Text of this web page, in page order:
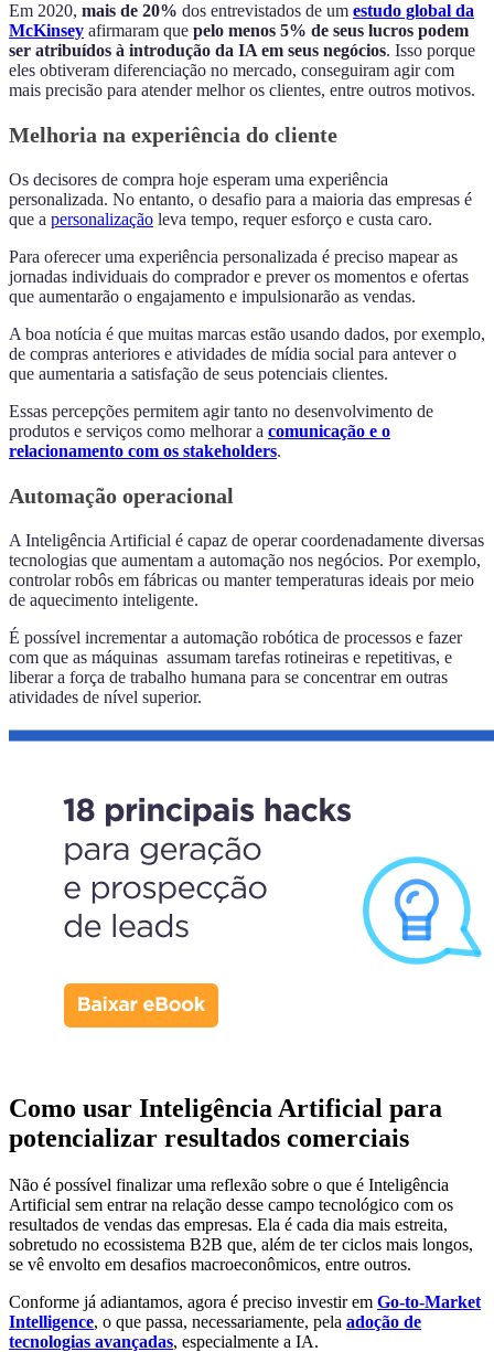
Em 2020, mais de 20% dos entrevistados de um estudo global da
McKinsey afirmaram que pelo menos 5% de seus lucros podem
ser atribuídos à introdução da IA em seus negócios. Isso porque
eles obtiveram diferenciação no mercado, conseguiram agir com
mais precisão para atender melhor os clientes, entre outros motivos.
Melhoria na experiência do cliente
Os decisores de compra hoje esperam uma experiência
personalizada. No entanto, o desafio para a maioria das empresas é
que a personalização leva tempo, requer esforço e custa caro.
Para oferecer uma experiência personalizada é preciso mapear as
jornadas individuais do comprador e prever os momentos e ofertas
que aumentarão o engajamento e impulsionarão as vendas.
A boa notícia é que muitas marcas estão usando dados, por exemplo,
de compras anteriores e atividades de mídia social para antever o
que aumentaria a satisfação de seus potenciais clientes.
Essas percepções permitem agir tanto no desenvolvimento de
produtos e serviços como melhorar a comunicação e o
relacionamento com os stakeholders.
Automação operacional
A Inteligência Artificial é capaz de operar coordenadamente diversas
tecnologias que aumentam a automação nos negócios. Por exemplo,
controlar robôs em fábricas ou manter temperaturas ideais por meio
de aquecimento inteligente.
É possível incrementar a automação robótica de processos e fazer
com que as máquinas assumam tarefas rotineiras e repetitivas, e
liberar a força de trabalho humana para se concentrar em outras
atividades de nível superior.
Como usar Inteligência Artificial para
potencializar resultados comerciais
Não é possível finalizar uma reflexão sobre o que é Inteligência
Artificial sem entrar na relação desse campo tecnológico com os
resultados de vendas das empresas. Ela é cada dia mais estreita,
sobretudo no ecossistema B2B que, além de ter ciclos mais longos,
se vê envolto em desafios macroeconômicos, entre outros.
Conforme já adiantamos, agora é preciso investir em Go-to-Market
Intelligence, o que passa, necessariamente, pela adoção de
tecnologias avançadas, especialmente a IA.